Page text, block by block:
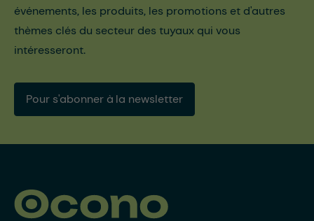
événements, les produits, les promotions et d'autres
thèmes clés du secteur des tuyaux qui vous
intéresseront.
Pour s'abonner à la newsletter